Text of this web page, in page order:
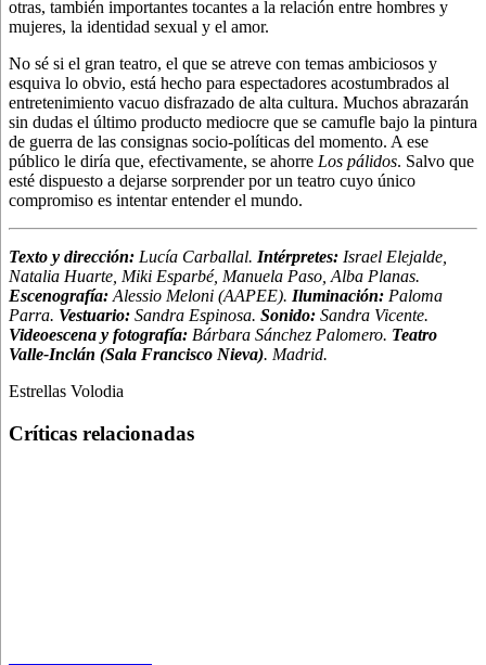
otras, también importantes tocantes a la relación entre hombres y
mujeres, la identidad sexual y el amor.
No sé si el gran teatro, el que se atreve con temas ambiciosos y
esquiva lo obvio, está hecho para espectadores acostumbrados al
entretenimiento vacuo disfrazado de alta cultura. Muchos abrazarán
sin dudas el último producto mediocre que se camufle bajo la pintura
de guerra de las consignas socio-políticas del momento. A ese
público le diría que, efectivamente, se ahorre Los pálidos. Salvo que
esté dispuesto a dejarse sorprender por un teatro cuyo único
compromiso es intentar entender el mundo.
Texto y dirección: Lucía Carballal. Intérpretes: Israel Elejalde,
Natalia Huarte, Miki Esparbé, Manuela Paso, Alba Planas.
Escenografía:Alessio Meloni (AAPEE). Iluminación: Paloma
Parra. Vestuario: Sandra Espinosa. Sonido: Sandra Vicente.
Videoescena y fotografía: Bárbara Sánchez Palomero. Teatro
Valle-Inclán (Sala Francisco Nieva). Madrid.
Estrellas Volodia
Críticas relacionadas